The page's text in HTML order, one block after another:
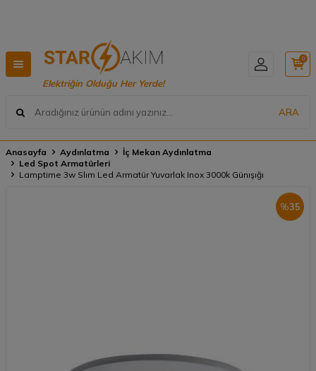
Elektriğin Olduğu Her Yerde!
ARA
0
Anasayfa Aydınlatma
İç Mekan Aydınlatma
Led Spot Armatürleri
Lamptime 3w Slım Led Armatür Yuvarlak Inox 3000k Günışığı
%35